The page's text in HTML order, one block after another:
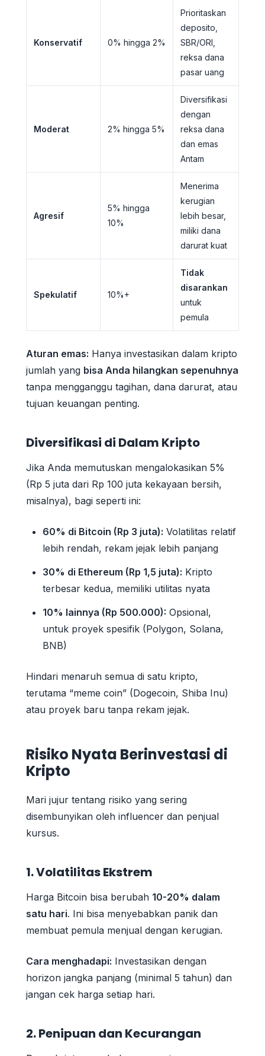
Konservatif 0% hingga 2%
Prioritaskan
deposito,
SBR/ORI,
reksa dana
pasar uang
Moderat 2% hingga 5%
Diversifikasi
dengan
reksa dana
dan emas
Antam
Agresif
5% hingga
10%
Menerima
kerugian
lebih besar,
miliki dana
darurat kuat
Spekulatif 10%+
Tidak
disarankan
untuk
pemula
Aturan emas: Hanya investasikan dalam kripto
jumlah yang bisa Anda hilangkan sepenuhnya
tanpa mengganggu tagihan, dana darurat, atau
tujuan keuangan penting.
Diversifikasi di Dalam Kripto
Jika Anda memutuskan mengalokasikan 5%
(Rp 5 juta dari Rp 100 juta kekayaan bersih,
misalnya), bagi seperti ini:
60% di Bitcoin (Rp 3 juta): Volatilitas relatif
lebih rendah, rekam jejak lebih panjang
30% di Ethereum (Rp 1,5 juta): Kripto
terbesar kedua, memiliki utilitas nyata
10% lainnya (Rp 500.000): Opsional,
untuk proyek spesifik (Polygon, Solana,
BNB)
Hindari menaruh semua di satu kripto,
terutama “meme coin” (Dogecoin, Shiba Inu)
atau proyek baru tanpa rekam jejak.
Risiko Nyata Berinvestasi di
Kripto
Mari jujur tentang risiko yang sering
disembunyikan oleh influencer dan penjual
kursus.
1. Volatilitas Ekstrem
Harga Bitcoin bisa berubah 10-20% dalam
satu hari. Ini bisa menyebabkan panik dan
membuat pemula menjual dengan kerugian.
Cara menghadapi: Investasikan dengan
horizon jangka panjang (minimal 5 tahun) dan
jangan cek harga setiap hari.
2. Penipuan dan Kecurangan